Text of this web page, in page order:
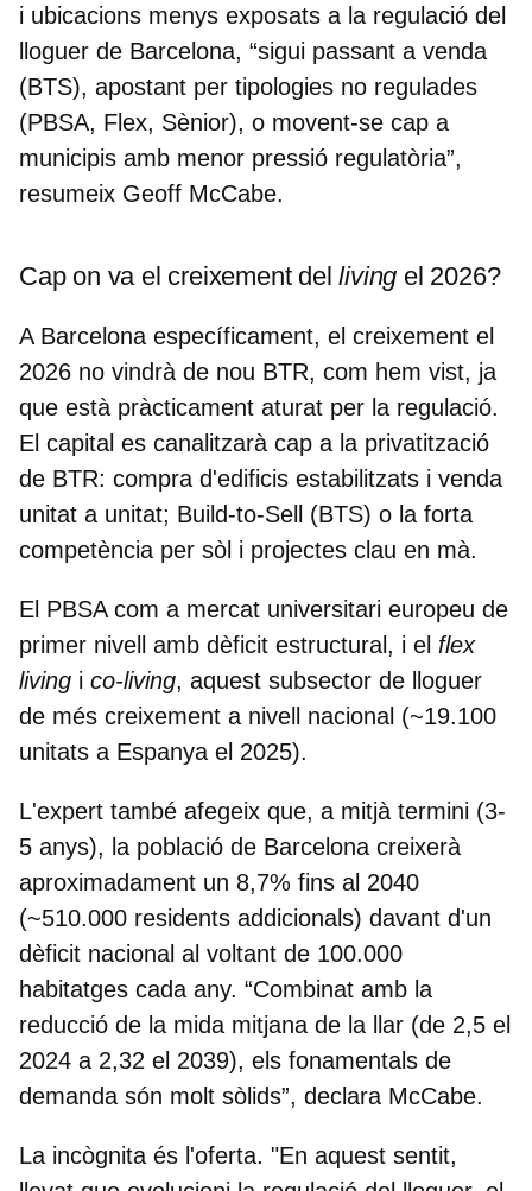
i ubicacions menys exposats a la regulació del
lloguer de Barcelona, “sigui passant a venda
(BTS), apostant per tipologies no regulades
(PBSA, Flex, Sènior), o movent-se cap a
municipis amb menor pressió regulatòria”,
resumeix Geoff McCabe.
Cap on va el creixement delliving el 2026?
A Barcelona específicament, el creixement el
2026 no vindrà de nou BTR, com hem vist, ja
que està pràcticament aturat per la regulació.
El capital es canalitzarà cap a la privatització
de BTR: compra d'edificis estabilitzats i venda
unitat a unitat; Build-to-Sell (BTS) o la forta
competència per sòl i projectes clau en mà.
El PBSA com a mercat universitari europeu de
primer nivell amb dèficit estructural, i el flex
living i co-living, aquest subsector de lloguer
de més creixement a nivell nacional (~19.100
unitats a Espanya el 2025).
L'expert també afegeix que, a mitjà termini (3-
5 anys), la població de Barcelona creixerà
aproximadament un 8,7% fins al 2040
(~510.000 residents addicionals) davant d'un
dèficit nacional al voltant de 100.000
habitatges cada any. “Combinat amb la
reducció de la mida mitjana de la llar (de 2,5 el
2024 a 2,32 el 2039), els fonamentals de
demanda són molt sòlids”, declara McCabe.
La incògnita és l'oferta. "En aquest sentit,